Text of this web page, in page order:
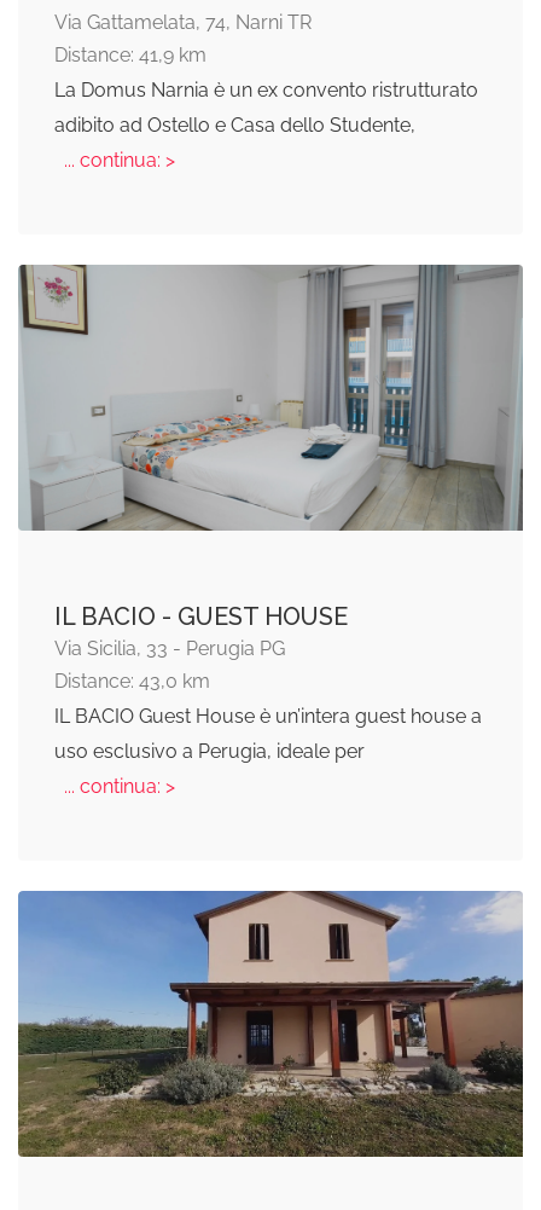
Via Gattamelata, 74, Narni TR
Distance: 41,9 km
La Domus Narnia è un ex convento ristrutturato
adibito ad Ostello e Casa dello Studente,
... continua: >
IL BACIO - GUEST HOUSE
Via Sicilia, 33 - Perugia PG
Distance: 43,0 km
IL BACIO Guest House è un’intera guest house a
uso esclusivo a Perugia, ideale per
... continua: >